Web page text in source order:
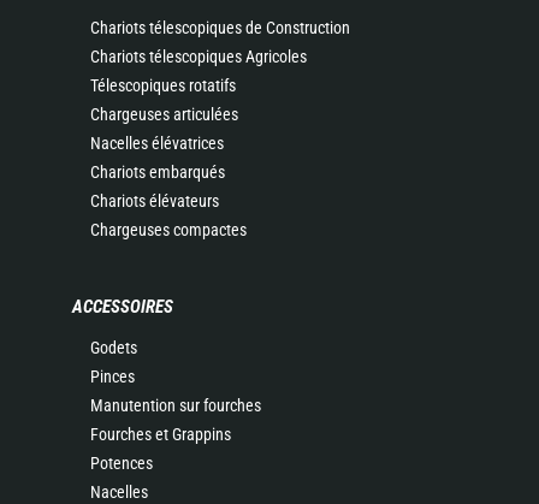
Chariots télescopiques de Construction
Chariots télescopiques Agricoles
Télescopiques rotatifs
Chargeuses articulées
Nacelles élévatrices
Chariots embarqués
Chariots élévateurs
Chargeuses compactes
ACCESSOIRES
Godets
Pinces
Manutention sur fourches
Fourches et Grappins
Potences
Nacelles